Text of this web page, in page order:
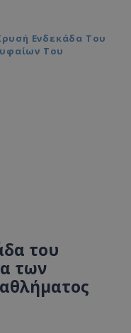
Ενδεκάδα Του
Του
του
των